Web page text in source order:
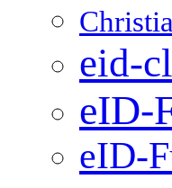
eid-
eID-
eID-